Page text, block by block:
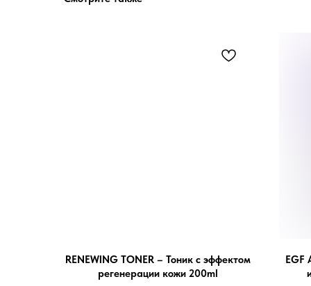
RENEWING TONER – Тоник с эффектом
регенерации кожи 200ml
EGF